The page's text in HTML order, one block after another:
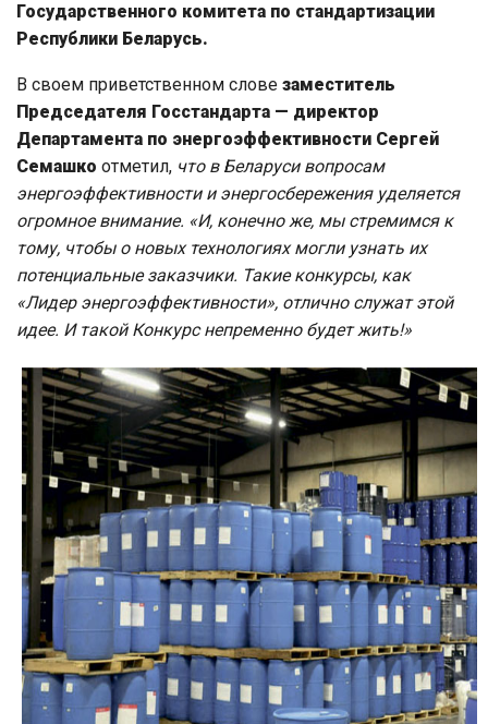
Государственного комитета по стандартизации
Республики Беларусь.
В своем приветственном слове заместитель
Председателя Госстандарта — директор
Департамента по энергоэффективности Сергей
Семашко отметил, что в Беларуси вопросам
энергоэффективности и энергосбережения уделяется
огромное внимание. «И, конечно же, мы стремимся к
тому, чтобы о новых технологиях могли узнать их
потенциальные заказчики. Такие конкурсы, как
«Лидер энергоэффективности», отлично служат этой
идее. И такой Конкурс непременно будет жить!»